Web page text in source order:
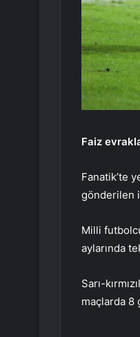
Faiz
Fanatik’te
gönderilen
Milli
aylarında
Sarı-
maçlarda 8